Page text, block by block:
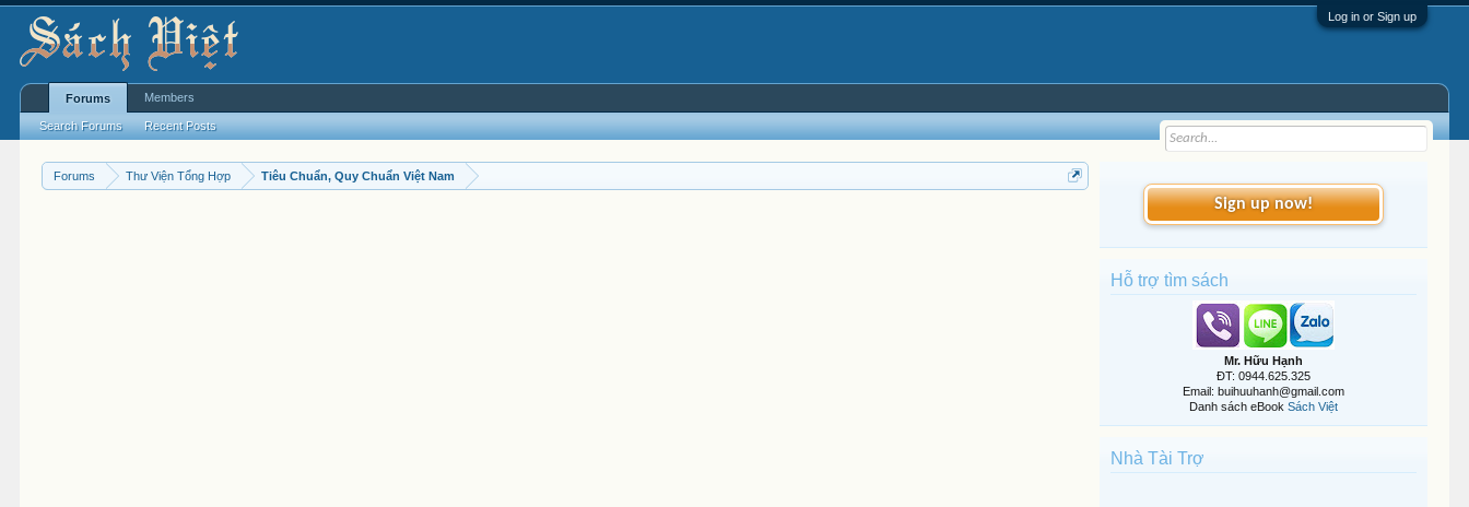
Log in or Sign up
Forums Thư Viện Tổng Hợp Tiêu Chuẩn, Quy Chuẩn Việt Nam
Sign up now!
Hỗ trợ tìm sách
Mr. Hữu Hạnh
ĐT: 0944.625.325
Email: buihuuhanh@gmail.com
Danh sách eBook Sách Việt
Nhà Tài Trợ
Forums
Search Forums Recent Posts
Members